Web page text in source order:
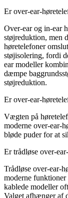
Er over-ear-
Over-ear og in-ear
støjreduktion, men
høretelefoner
støjisolering, fordi
ear modeller
dæmpe
støjreduktion.
Er over-ear-
Vægten på
moderne over-ear-
bløde puder for at
Er trådløse over-
Trådløse over-ear-
moderne funktioner
kablede modeller
Valget afhænger af